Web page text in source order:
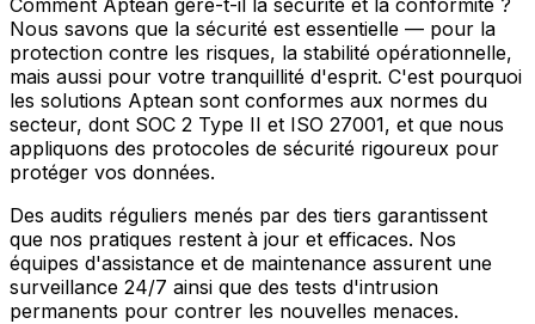
Nous savons que la sécurité est essentielle — pour la
protection contre les risques, la stabilité opérationnelle,
mais aussi pour votre tranquillité d'esprit. C'est pourquoi
les solutions Aptean sont conformes aux normes du
secteur, dont SOC 2 Type II et ISO 27001, et que nous
appliquons des protocoles de sécurité rigoureux pour
protéger vos données.
Des audits réguliers menés par des tiers garantissent
que nos pratiques restent à jour et efficaces. Nos
équipes d'assistance et de maintenance assurent une
surveillance 24/7 ainsi que des tests d'intrusion
permanents pour contrer les nouvelles menaces.